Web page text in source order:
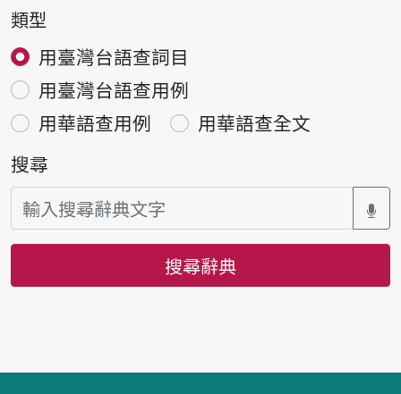
類型
用臺灣台語查詞目
用臺灣台語查用例
用華語查用例
用華語查全文
搜尋
搜尋辭典